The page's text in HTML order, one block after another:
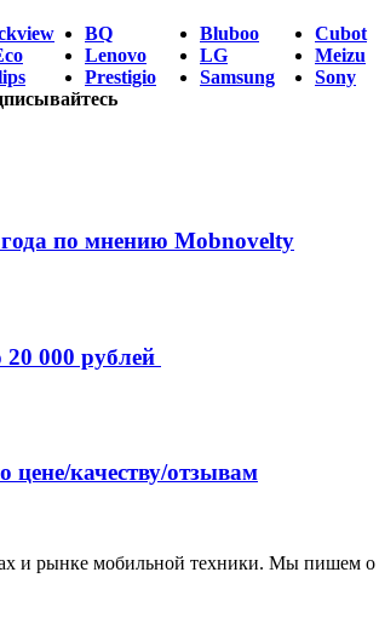
BQ Bluboo Cubot
Lenovo LG Meizu
Prestigio Samsung Sony
по мнению Mobnovelty
000 рублей
цене/качеству/отзывам
и рынке мобильной техники. Мы пишем